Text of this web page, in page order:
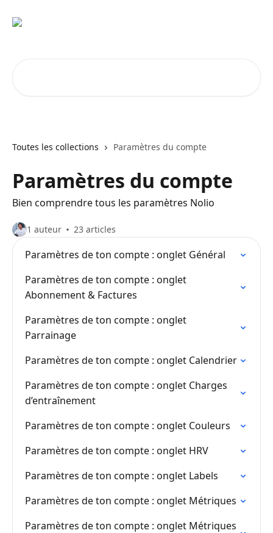
Toutes les collections Paramètres du compte
Paramètres du compte
Bien comprendre tous les paramètres Nolio
1 auteur 23 articles
Paramètres de ton compte : onglet Général
Paramètres de ton compte : onglet
Abonnement & Factures
Paramètres de ton compte : onglet
Parrainage
Paramètres de ton compte : onglet Calendrier
Paramètres de ton compte : onglet Charges
d’entraînement
Paramètres de ton compte : onglet Couleurs
Paramètres de ton compte : onglet HRV
Paramètres de ton compte : onglet Labels
Paramètres de ton compte : onglet Métriques
Paramètres de ton compte : onglet Métriques